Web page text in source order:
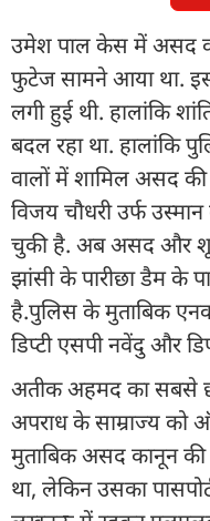
उमेश पाल केस में असद
फुटेज सामने आया था.
लगी हुई थी. हालांकि
बदल रहा था. हालांकि
वालों में शामिल असद
विजय चौधरी उर्फ
चुकी है. अब असद और
झांसी के पारीछा डैम के
है.पुलिस के मुताबिक
डिप्टी एसपी नवेंदु और
अतीक अहमद का सबसे
अपराध के साम्राज्य को
मुताबिक असद कानून की
था, लेकिन उसका